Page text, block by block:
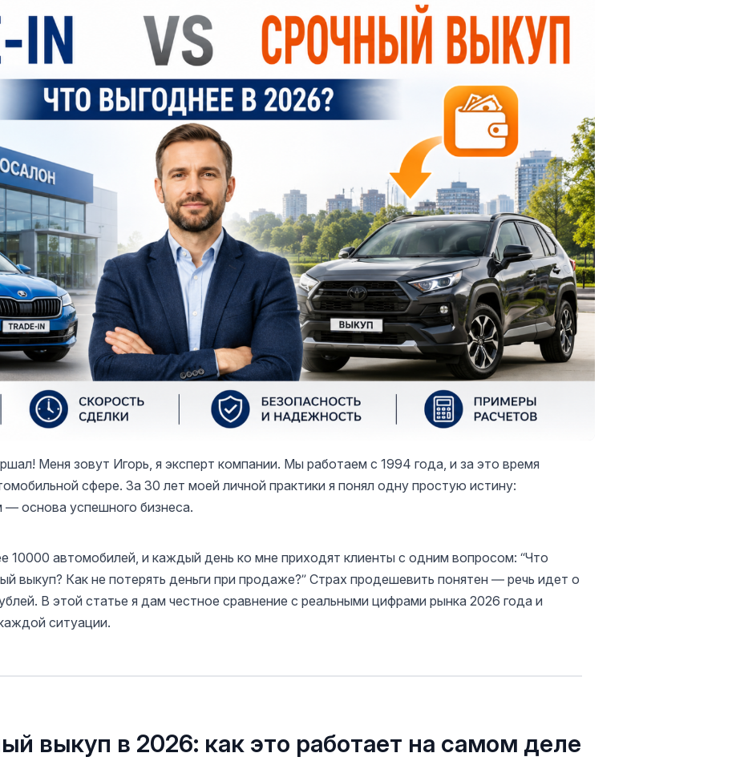
Меня зовут Игорь, я эксперт компании. Мы работаем с 1994 года, и за это время
сфере. За 30 лет моей личной практики я понял одну простую истину:
— основа успешного бизнеса.
10000 автомобилей, и каждый день ко мне приходят клиенты с одним вопросом: “Что
выкуп? Как не потерять деньги при продаже?” Страх продешевить понятен — речь идет о
В этой статье я дам честное сравнение с реальными цифрами рынка 2026 года и
ситуации.
выкуп в 2026: как это работает на самом деле